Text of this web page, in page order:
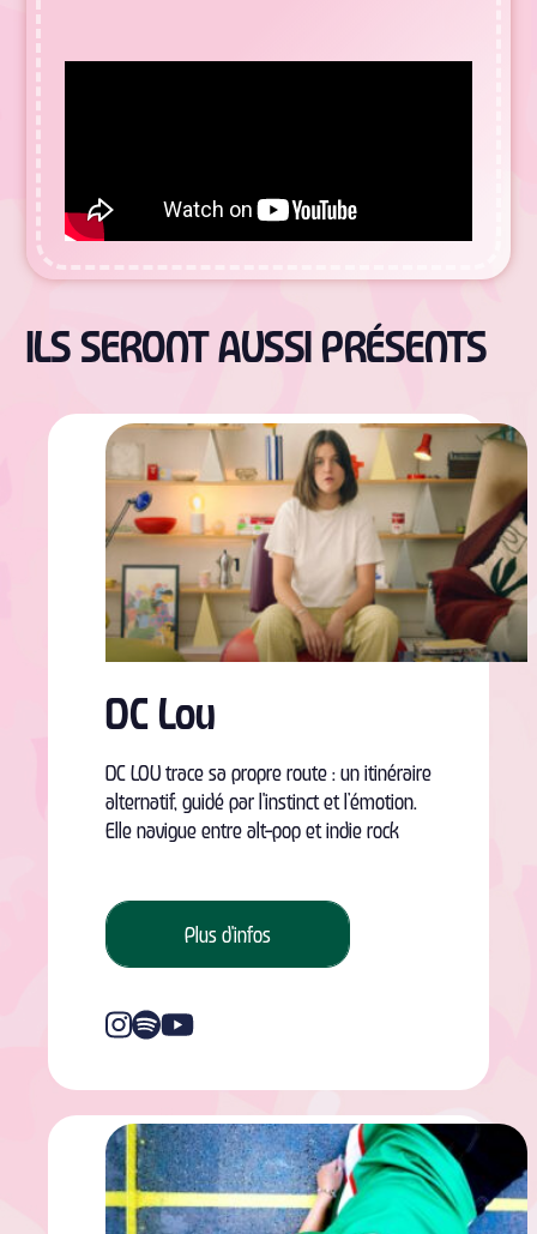
ILS SERONT AUSSI PRÉSENTS
DC Lou
DC LOU trace sa propre route : un itinéraire
alternatif, guidé par l'instinct et l’émotion.
Elle navigue entre alt-pop et indie rock
Plus d'infos